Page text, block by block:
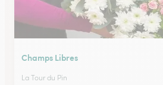
Champs Libres
La Tour du Pin